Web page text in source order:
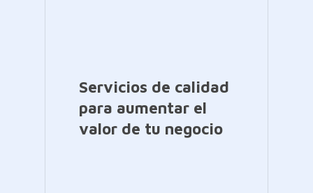
Servicios de calidad
para aumentar el
valor de tu negocio